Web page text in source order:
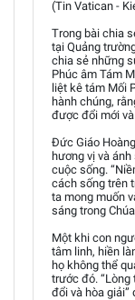
(Tin Vatican -
Trong bài chia
tại Quảng
chia sẻ những
Phúc âm Tám
liệt kê tám Mối
hành chúng,
được đổi mới
Đức Giáo
hương vị và
cuộc sống.
cách sống trên
ta mong muốn
sáng trong
Một khi con
tâm linh, hiền
họ không thể
trước đó. “Lòng
đổi và hòa giải”